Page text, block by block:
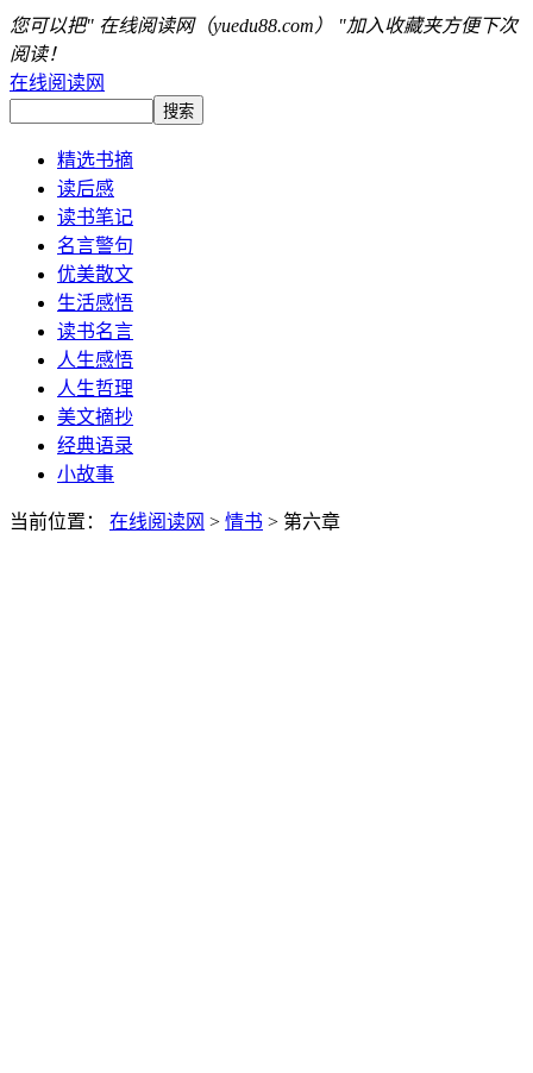
您可以把" 在线阅读网（yuedu88.com） "加入收藏夹方便下次
阅读！
在线阅读网
精选书摘
读后感
读书笔记
名言警句
优美散文
生活感悟
读书名言
人生感悟
人生哲理
美文摘抄
经典语录
小故事
当前位置： 在线阅读网 > 情书 > 第六章